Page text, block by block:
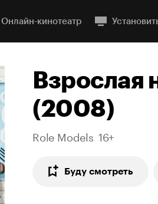
Онлайн-кинотеатр
Взрослая
(2008)
Role Models 16+
Буду смотреть